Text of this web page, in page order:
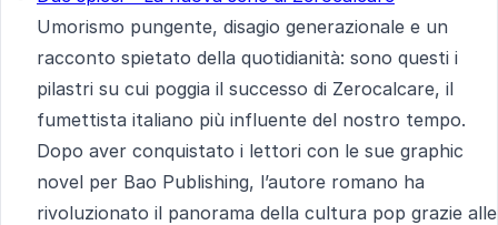
Umorismo pungente, disagio generazionale e un
racconto spietato della quotidianità: sono questi i
pilastri su cui poggia il successo di Zerocalcare, il
fumettista italiano più influente del nostro tempo.
Dopo aver conquistato i lettori con le sue graphic
novel per Bao Publishing, l’autore romano ha
rivoluzionato il panorama della cultura pop grazie alle